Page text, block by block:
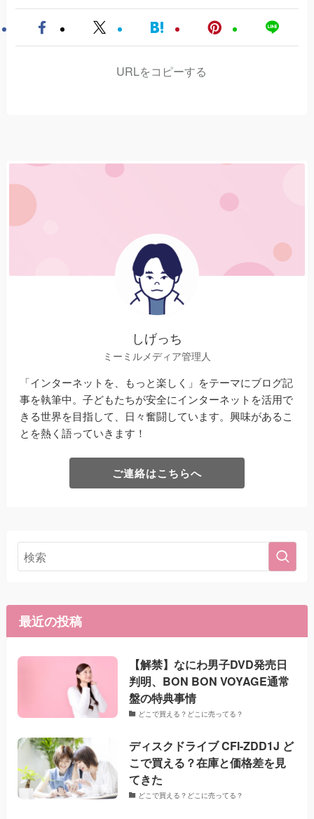
URLをコピーする
しげっち
ミーミルメディア管理人
「インターネットを、もっと楽しく」をテーマにブログ記
事を執筆中。子どもたちが安全にインターネットを活用で
きる世界を目指して、日々奮闘しています。興味があるこ
とを熱く語っていきます！
ご連絡はこちらへ
最近の投稿
【解禁】なにわ男子DVD発売日
判明、BON BON VOYAGE通常
盤の特典事情
どこで買える？どこに売ってる？
ディスクドライブ CFI-ZDD1J ど
こで買える？在庫と価格差を見
てきた
どこで買える？どこに売ってる？